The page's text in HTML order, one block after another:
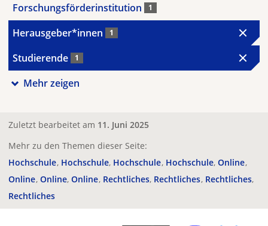
Forschungsförderinstitution 1
Herausgeber*innen 1
Studierende 1
Mehr zeigen
Zuletzt bearbeitet am 11. Juni 2025
Mehr zu den Themen dieser Seite:
Hochschule Hochschule Hochschule Hochschule Online
Online Online Online Rechtliches Rechtliches Rechtliches
Rechtliches